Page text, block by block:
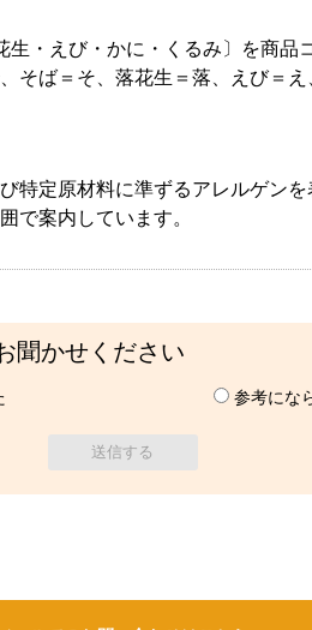
・えび・かに・くるみ〕を商品
そば＝そ、落花生＝落、えび＝
特定原材料に準ずるアレルゲン
で案内しています。
聞かせください
参考にな